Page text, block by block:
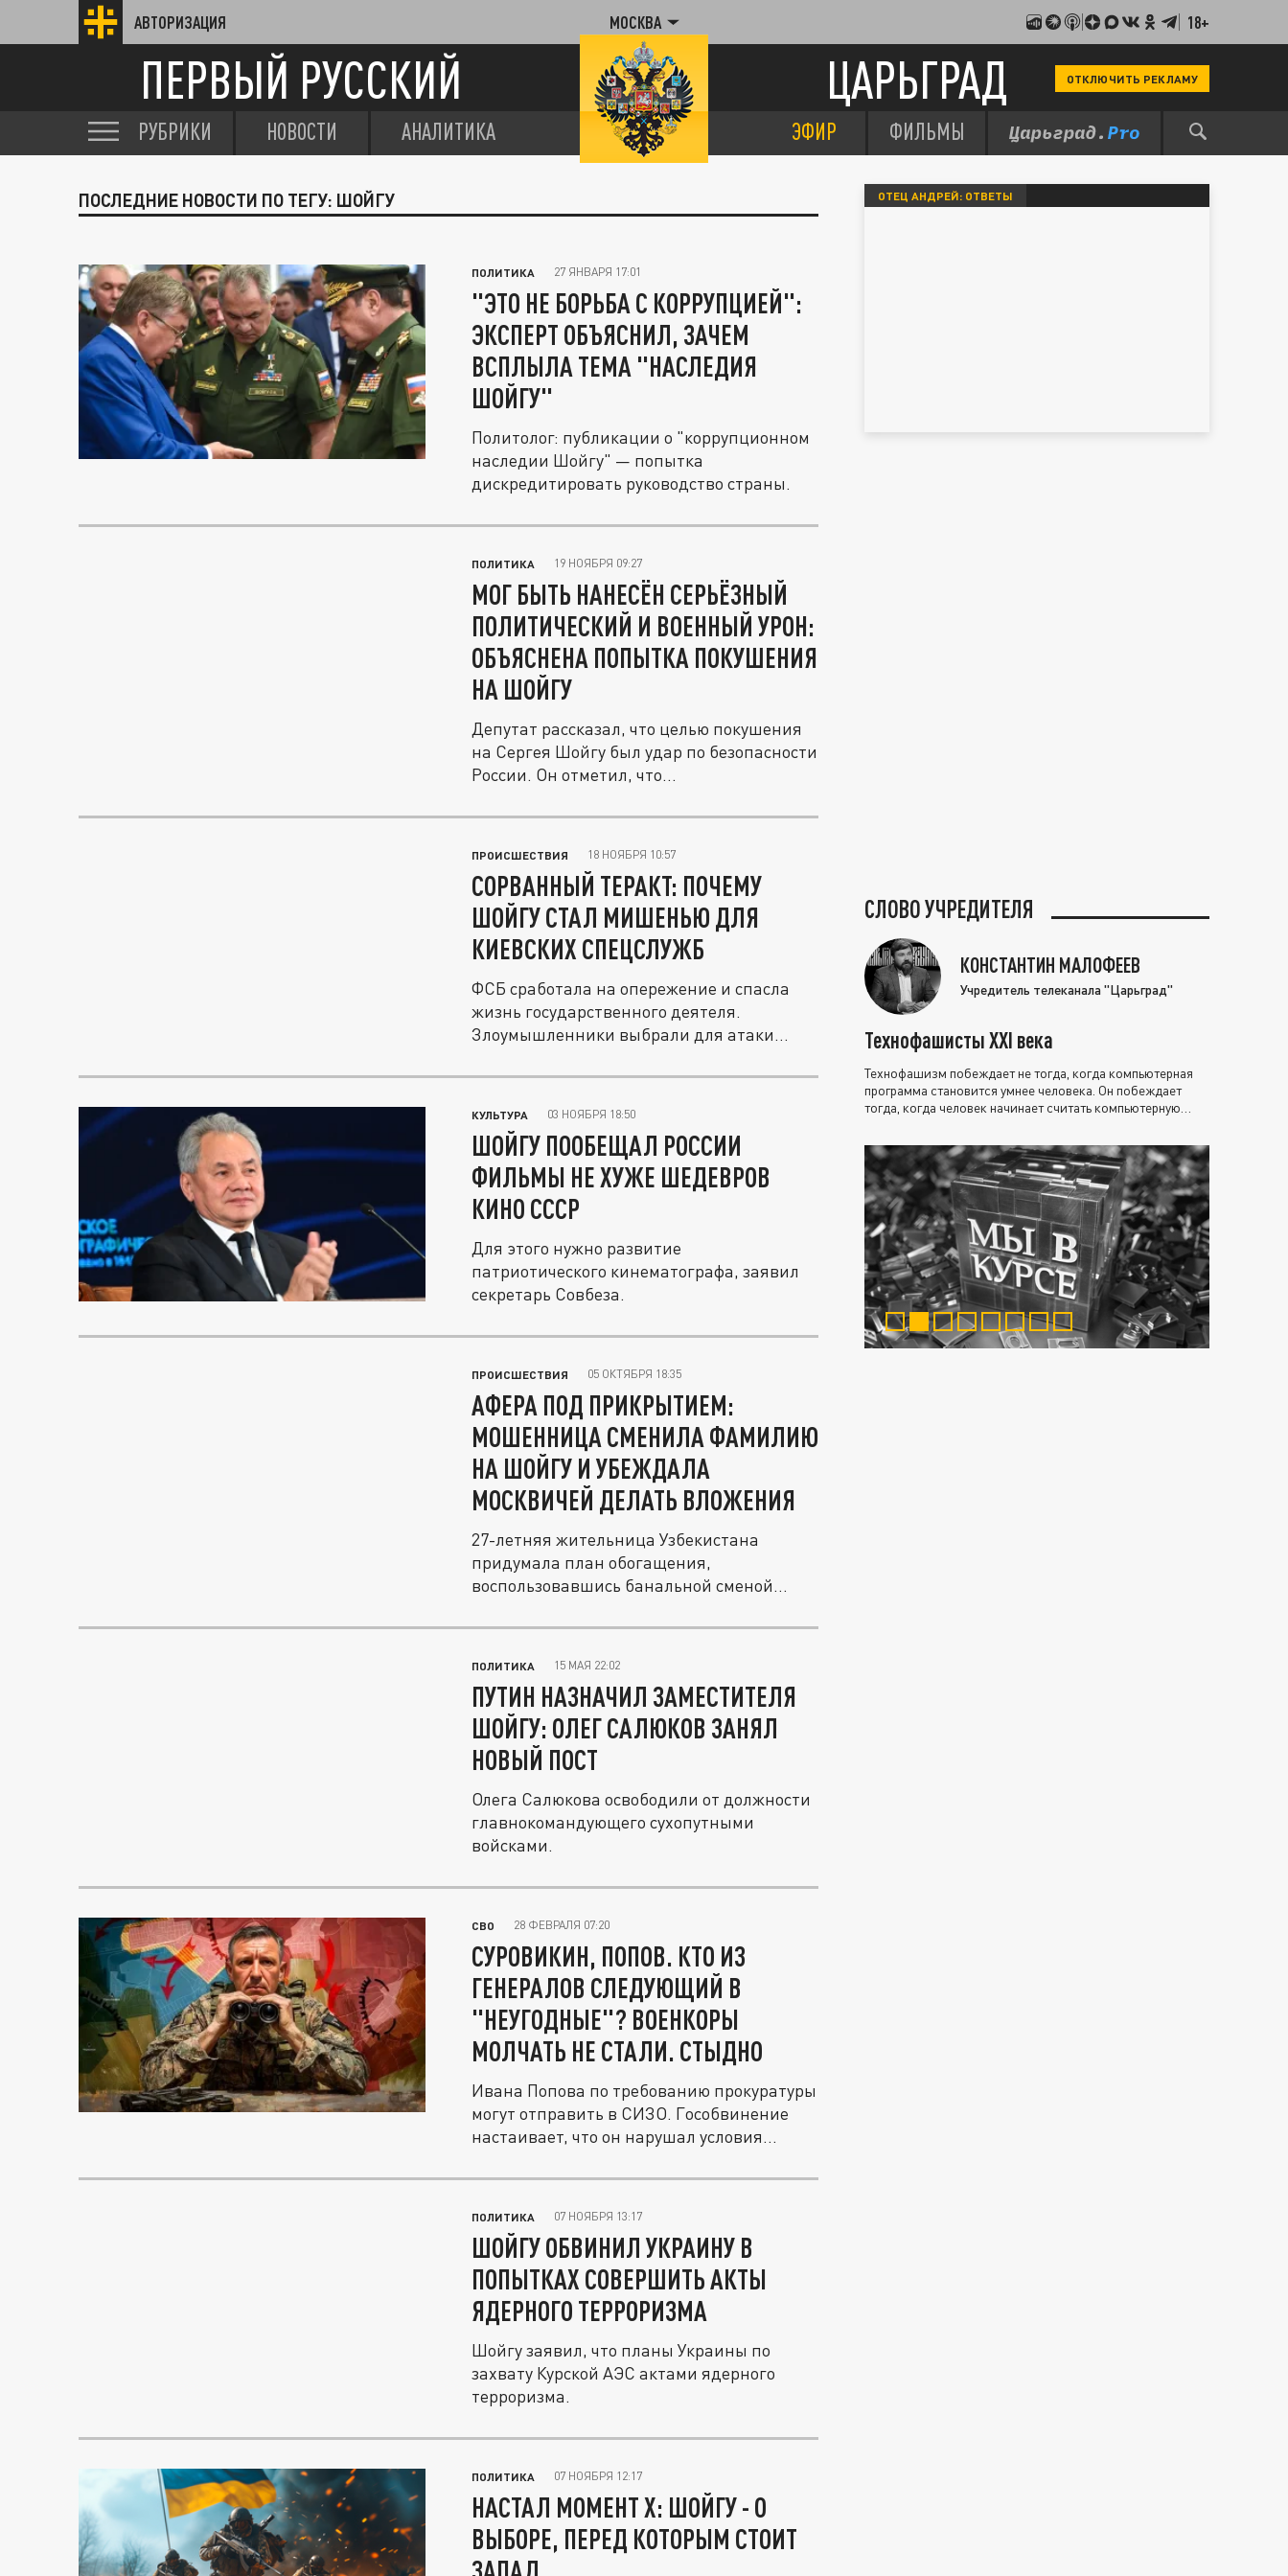
АВТОРИЗАЦИЯ МОСКВА 18+
ПЕРВЫЙ РУССКИЙ ЦАРЬГРАД ОТКЛЮЧИТЬ РЕКЛАМУ
РУБРИКИ НОВОСТИ АНАЛИТИКА ЭФИР ФИЛЬМЫ
ПОСЛЕДНИЕ НОВОСТИ ПО ТЕГУ: ШОЙГУ
ПОЛИТИКА 27 ЯНВАРЯ 17:01
"ЭТО НЕ БОРЬБА С КОРРУПЦИЕЙ":
ЭКСПЕРТ ОБЪЯСНИЛ, ЗАЧЕМ
ВСПЛЫЛА ТЕМА "НАСЛЕДИЯ
ШОЙГУ"
Политолог: публикации о "коррупционном
наследии Шойгу" — попытка
дискредитировать руководство страны.
ПОЛИТИКА 19 НОЯБРЯ 09:27
МОГ БЫТЬ НАНЕСЁН СЕРЬЁЗНЫЙ
ПОЛИТИЧЕСКИЙ И ВОЕННЫЙ УРОН:
ОБЪЯСНЕНА ПОПЫТКА ПОКУШЕНИЯ
НА ШОЙГУ
Депутат рассказал, что целью покушения
на Сергея Шойгу был удар по безопасности
России. Он отметил, что...
ПРОИСШЕСТВИЯ 18 НОЯБРЯ 10:57
СОРВАННЫЙ ТЕРАКТ: ПОЧЕМУ
ШОЙГУ СТАЛ МИШЕНЬЮ ДЛЯ
КИЕВСКИХ СПЕЦСЛУЖБ
ФСБ сработала на опережение и спасла
жизнь государственного деятеля.
Злоумышленники выбрали для атаки
КУЛЬТУРА 03 НОЯБРЯ 18:50
ШОЙГУ ПООБЕЩАЛ РОССИИ
ФИЛЬМЫ НЕ ХУЖЕ ШЕДЕВРОВ
КИНО СССР
Для этого нужно развитие
патриотического кинематографа, заявил
секретарь Совбеза.
ПРОИСШЕСТВИЯ 05 ОКТЯБРЯ 18:35
АФЕРА ПОД ПРИКРЫТИЕМ:
МОШЕННИЦА СМЕНИЛА ФАМИЛИЮ
НА ШОЙГУ И УБЕЖДАЛА
МОСКВИЧЕЙ ДЕЛАТЬ ВЛОЖЕНИЯ
27-летняя жительница Узбекистана
придумала план обогащения,
воспользовавшись банальной сменой
ПОЛИТИКА 15 МАЯ 22:02
ПУТИН НАЗНАЧИЛ ЗАМЕСТИТЕЛЯ
ШОЙГУ: ОЛЕГ САЛЮКОВ ЗАНЯЛ
НОВЫЙ ПОСТ
Олега Салюкова освободили от должности
главнокомандующего сухопутными
войсками.
СВО 28 ФЕВРАЛЯ 07:20
СУРОВИКИН, ПОПОВ. КТО ИЗ
ГЕНЕРАЛОВ СЛЕДУЮЩИЙ В
"НЕУГОДНЫЕ"? ВОЕНКОРЫ
МОЛЧАТЬ НЕ СТАЛИ. СТЫДНО
Ивана Попова по требованию прокуратуры
могут отправить в СИЗО. Гособвинение
настаивает, что он нарушал условия...
ПОЛИТИКА 07 НОЯБРЯ 13:17
ШОЙГУ ОБВИНИЛ УКРАИНУ В
ПОПЫТКАХ СОВЕРШИТЬ АКТЫ
ЯДЕРНОГО ТЕРРОРИЗМА
Шойгу заявил, что планы Украины по
захвату Курской АЭС актами ядерного
терроризма.
ПОЛИТИКА 07 НОЯБРЯ 12:17
НАСТАЛ МОМЕНТ Х: ШОЙГУ - О
ВЫБОРЕ, ПЕРЕД КОТОРЫМ СТОИТ
ОТЕЦ АНДРЕЙ: ОТВЕТЫ
СЛОВО УЧРЕДИТЕЛЯ
КОНСТАНТИН МАЛОФЕЕВ
Учредитель телеканала "Царьград"
Технофашисты XXI века
Технофашизм побеждает не тогда, когда компьютерная
программа становится умнее человека. Он побеждает
тогда, когда человек начинает считать компьютерную